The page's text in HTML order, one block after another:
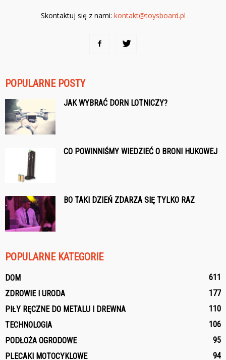
Skontaktuj się z nami: kontakt@toysboard.pl
POPULARNE POSTY
JAK WYBRAĆ DORN LOTNICZY?
CO POWINNIŚMY WIEDZIEĆ O BRONI HUKOWEJ
BO TAKI DZIEŃ ZDARZA SIĘ TYLKO RAZ
POPULARNE KATEGORIE
DOM
611
ZDROWIE I URODA
177
PIŁY RĘCZNE DO METALU I DREWNA
110
TECHNOLOGIA
106
PODŁOŻA OGRODOWE
95
PLECAKI MOTOCYKLOWE
94